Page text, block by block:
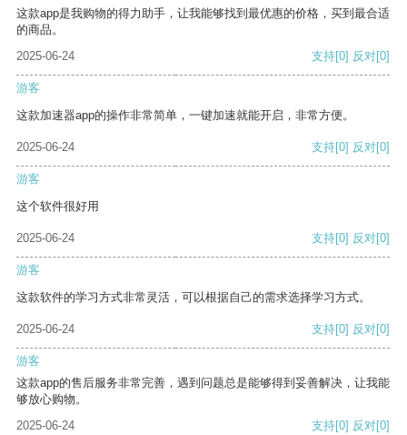
这款app是我购物的得力助手，让我能够找到最优惠的价格，买到最合适
的商品。
2025-06-24
支持[0] 反对[0]
游客
这款加速器app的操作非常简单，一键加速就能开启，非常方便。
2025-06-24 支持[0] 反对[0]
游客
这个软件很好用
2025-06-24 支持[0] 反对[0]
游客
这款软件的学习方式非常灵活，可以根据自己的需求选择学习方式。
2025-06-24 支持[0] 反对[0]
游客
这款app的售后服务非常完善，遇到问题总是能够得到妥善解决，让我能
够放心购物。
2025-06-24
支持[0] 反对[0]